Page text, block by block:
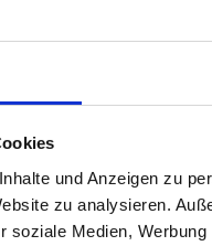
und Anzeigen zu
zu analysieren.
soziale Medien,